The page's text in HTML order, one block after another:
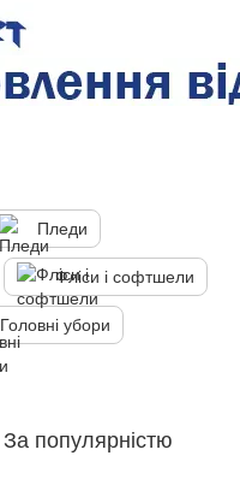
Пледи
Фліси і софтшели
Головні убори
За популярністю